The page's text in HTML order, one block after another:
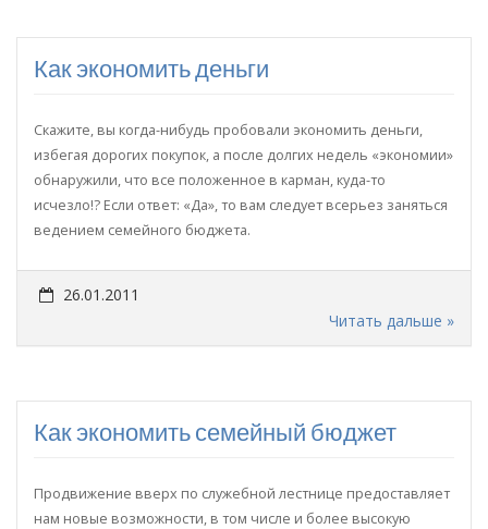
Как экономить деньги
Скажите, вы когда-нибудь пробовали экономить деньги,
избегая дорогих покупок, а после долгих недель «экономии»
обнаружили, что все положенное в карман, куда-то
исчезло!? Если ответ: «Да», то вам следует всерьез заняться
ведением семейного бюджета.
26.01.2011
Читать дальше »
Как экономить семейный бюджет
Продвижение вверх по служебной лестнице предоставляет
нам новые возможности, в том числе и более высокую